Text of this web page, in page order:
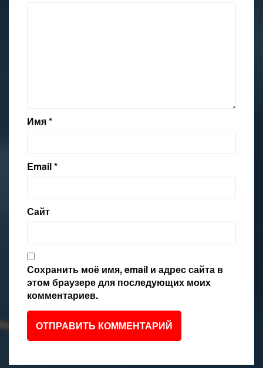
Имя*
Email*
Сайт
Сохранить моё имя, email и адрес сайта в
этом браузере для последующих моих
комментариев.